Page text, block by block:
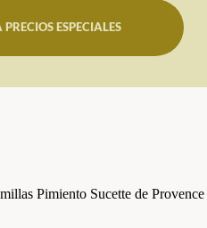
PRECIOS ESPECIALES
Pimiento Sucette de Provence